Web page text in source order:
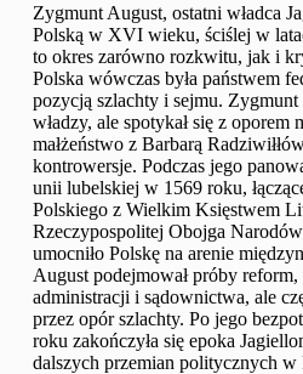
Zygmunt August, ostatni władca
Polską w XVI wieku, ściślej w
to okres zarówno rozkwitu, jak i
Polska wówczas była państwem
pozycją szlachty i sejmu. Zygmunt
władzy, ale spotykał się z oporem
małżeństwo z Barbarą
kontrowersje. Podczas jego
unii lubelskiej w 1569 roku,
Polskiego z Wielkim Księstwem
Rzeczypospolitej Obojga
umocniło Polskę na arenie
August podejmował próby
administracji i sądownictwa, ale
przez opór szlachty. Po jego
roku zakończyła się epoka
dalszych przemian politycznych w